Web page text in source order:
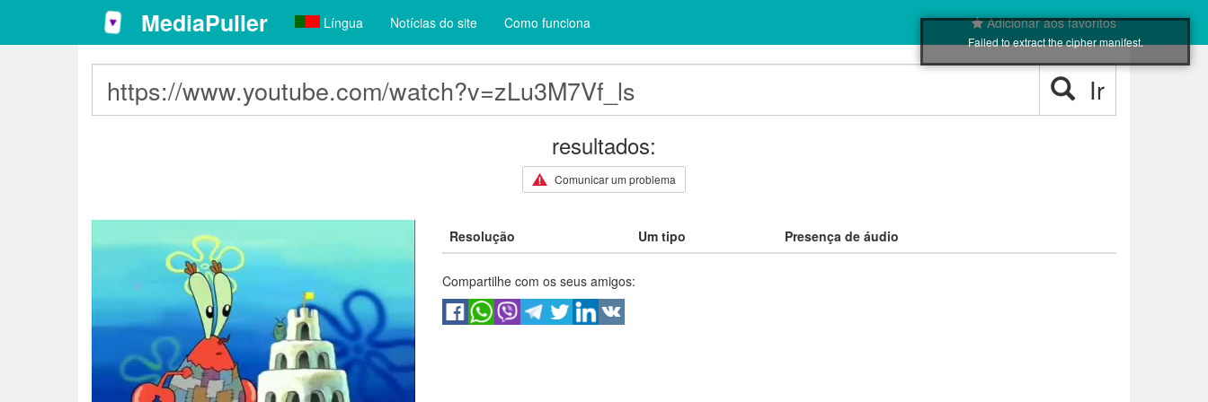
MediaPuller Língua Notícias do site Como funciona Adicionar aos favoritos
Ir
resultados:
Comunicar um problema
Resolução Um tipo Presença de áudio
Compartilhe com os seus amigos:
Failed to extract the cipher manifest.